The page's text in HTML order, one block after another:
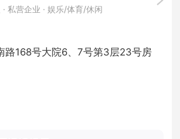
· 私营企业 · 娱乐/体育/休闲
路168号大院6、7号第3层23号房